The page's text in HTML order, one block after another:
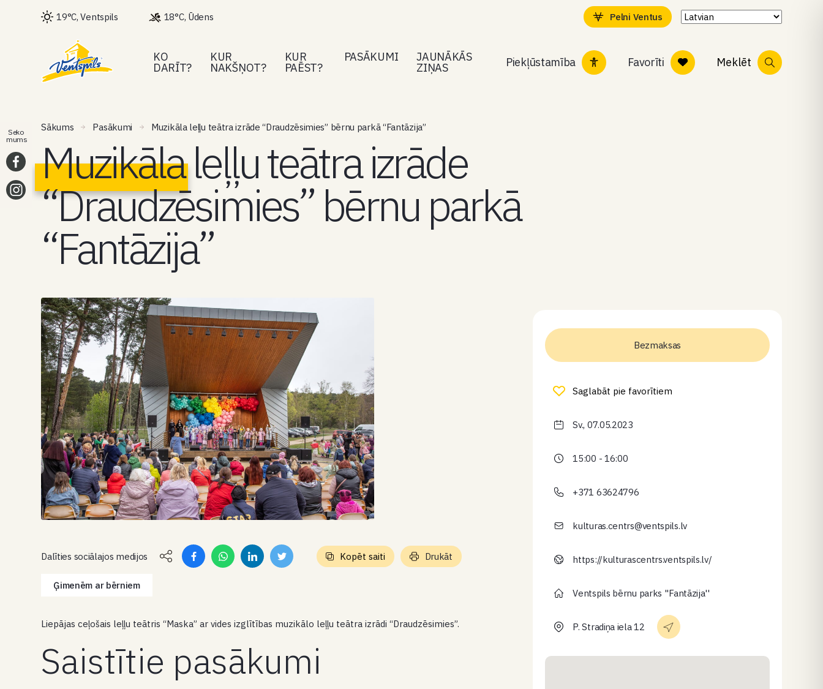
19°C, Ventspils 18°C, Ūdens Pelni Ventus
KO
DARĪT?
KUR
NAKŠŅOT?
KUR
PAĒST?
PASĀKUMI JAUNĀKĀS
ZIŅAS Piekļūstamība Favorīti Meklēt
Sākums Pasākumi Muzikāla leļļu teātra izrāde “Draudzēsimies” bērnu parkā “Fantāzija”
Muzikāla leļļu teātra izrāde
“Draudzēsimies” bērnu parkā
“Fantāzija”
Dalīties sociālajos medijos Kopēt saiti Drukāt
Ģimenēm ar bērniem
Liepājas ceļošais leļļu teātris “Maska” ar vides izglītības muzikālo leļļu teātra izrādi “Draudzēsimies”.
Saistītie pasākumi
Bezmaksas
Saglabāt pie favorītiem
Sv., 07.05.2023
15:00 - 16:00
+371 63624796
kulturas.centrs@ventspils.lv
https://kulturascentrs.ventspils.lv/
Ventspils bērnu parks ''Fantāzija''
P. Stradiņa iela 12
Seko
mums